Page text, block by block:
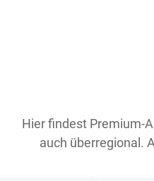
Hier findest Premium-
auch überregional.